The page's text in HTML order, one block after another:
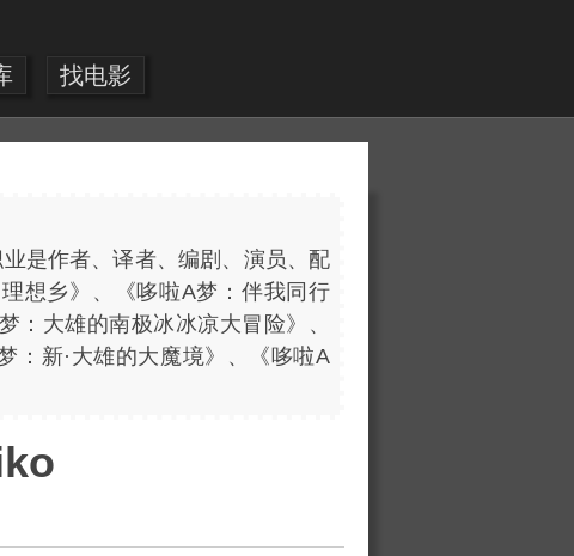
找电影
业是作者、译者、编剧、演员、配
想乡》、《哆啦A梦：伴我同行
：大雄的南极冰冰凉大冒险》、
：新·大雄的大魔境》、《哆啦A